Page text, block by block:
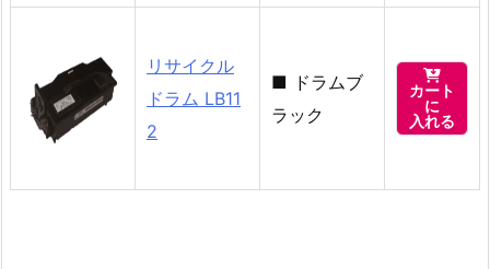
リサイクル
ドラム LB11
2
■ ドラムブ
ラック

カート
に
入れる